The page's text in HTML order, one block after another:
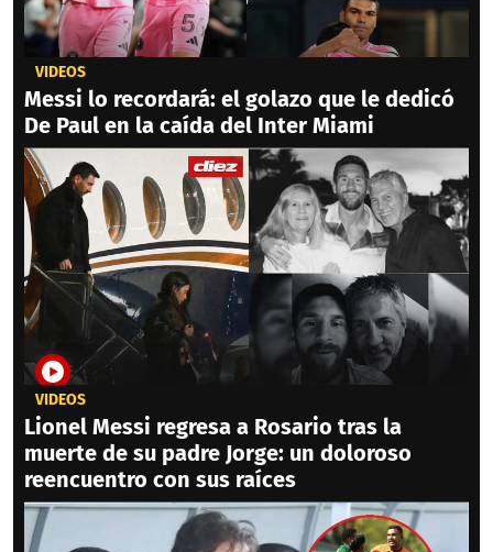
VIDEOS
Messi lo recordará: el golazo que le dedicó
De Paul en la caída del Inter Miami
VIDEOS
Lionel Messi regresa a Rosario tras la
muerte de su padre Jorge: un doloroso
reencuentro con sus raíces